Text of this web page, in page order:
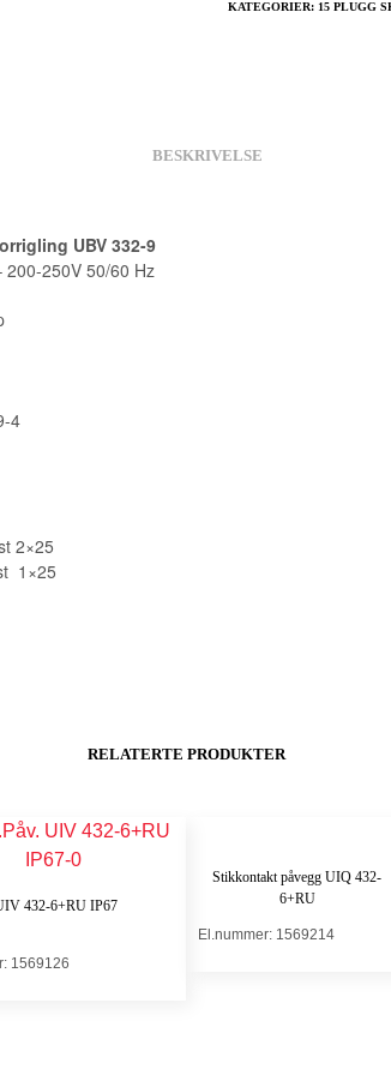
KATEGORIER: 15 PLUGG
BESKRIVELSE
UBV 332-9
200-250V 50/60 Hz
4
2×25
1×25
RELATERTE PRODUKTER
432-6+RU IP67
1569126
Stikkontakt påvegg UIQ 432-
6+RU
El.nummer: 1569214